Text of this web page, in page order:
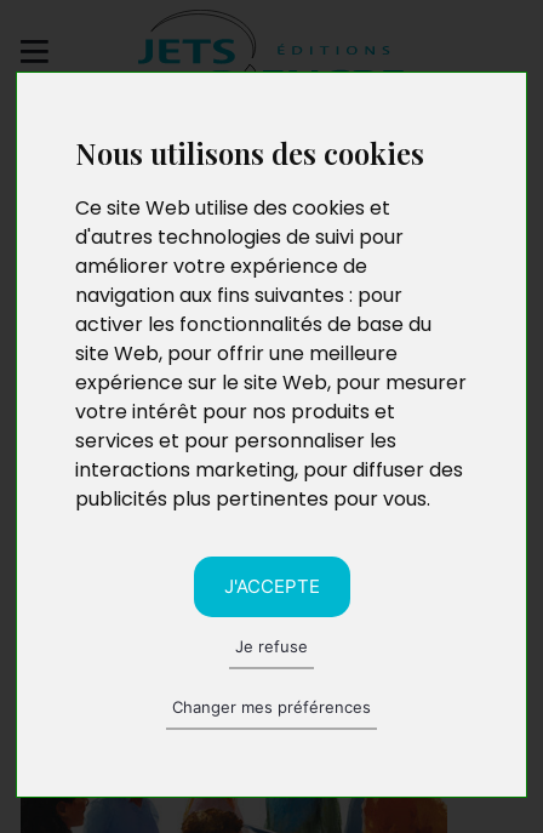
Nous utilisons des cookies
Ce site Web utilise des cookies et
d'autres technologies de suivi pour
améliorer votre expérience de
navigation aux fins suivantes : pour
activer les fonctionnalités de base du
site Web, pour offrir une meilleure
expérience sur le site Web, pour mesurer
votre intérêt pour nos produits et
services et pour personnaliser les
interactions marketing, pour diffuser des
publicités plus pertinentes pour vous.
J'ACCEPTE
Je refuse
Changer mes préférences
manuscrit
La Bienveillance dans
la relation managériale